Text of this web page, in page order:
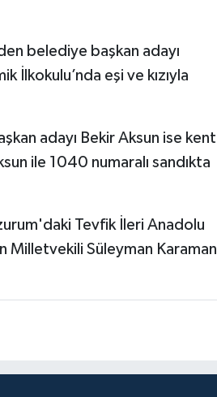
belediye başkan adayı
İlkokulu’nda eşi ve kızıyla
adayı Bekir Aksun ise kent
ile 1040 numaralı sandıkta
Tevfik İleri Anadolu
Milletvekili Süleyman Karaman